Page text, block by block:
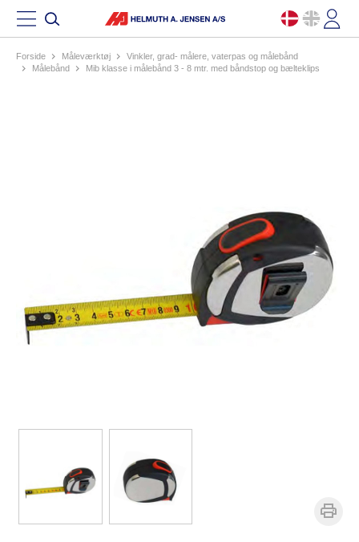
Forside måleværktøj
vinkler, grad- målere, vaterpas og målebånd
målebånd
mib klasse i målebånd 3 - 8 mtr. med båndstop og bælteklips